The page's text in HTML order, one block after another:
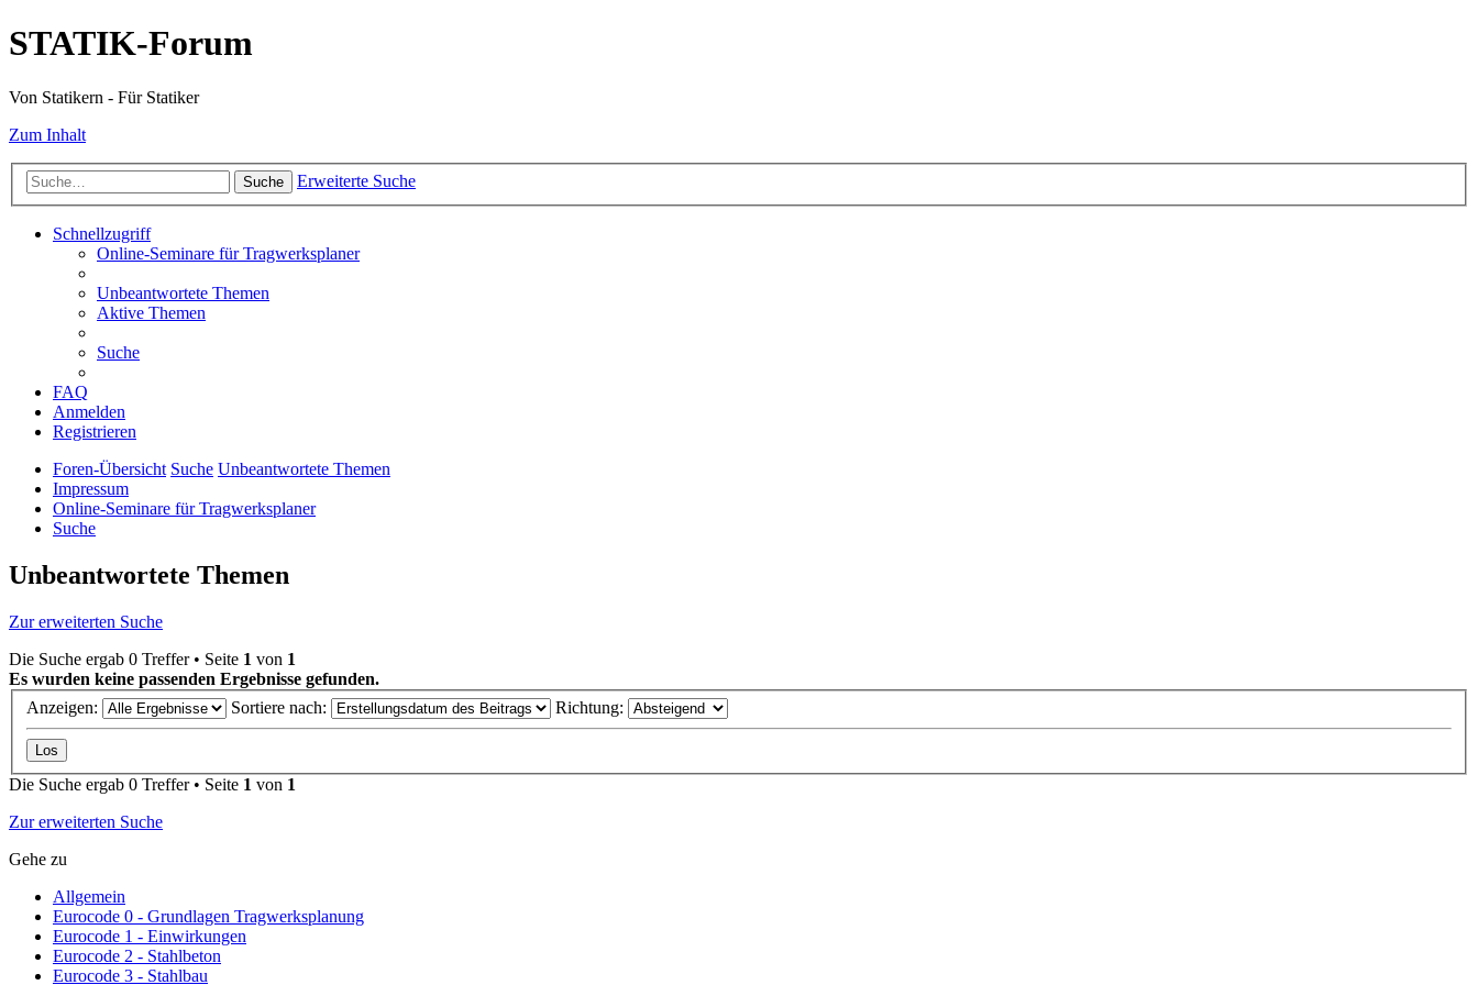
STATIK-Forum
Von Statikern - Für Statiker
Zum Inhalt
Suche Erweiterte Suche
Schnellzugriff
Online-Seminare für Tragwerksplaner
Unbeantwortete Themen
Aktive Themen
Suche
FAQ
Anmelden
Registrieren
Foren-Übersicht Suche Unbeantwortete Themen
Impressum
Online-Seminare für Tragwerksplaner
Suche
Unbeantwortete Themen
Zur erweiterten Suche
Die Suche ergab 0 Treffer • Seite 1 von 1
Es wurden keine passenden Ergebnisse gefunden.
Anzeigen:
Sortiere nach: Richtung:
Die Suche ergab 0 Treffer • Seite 1 von 1
Zur erweiterten Suche
Gehe zu
Allgemein
Eurocode 0 - Grundlagen Tragwerksplanung
Eurocode 1 - Einwirkungen
Eurocode 2 - Stahlbeton
Eurocode 3 - Stahlbau